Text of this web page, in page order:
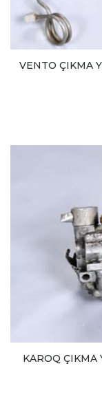
VENTO ÇIKMA
KAROQ ÇIKMA